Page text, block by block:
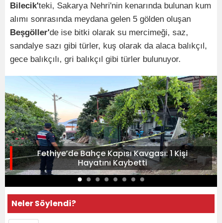
Bilecik'teki, Sakarya Nehri'nin kenarında bulunan kum
alımı sonrasında meydana gelen 5 gölden oluşan
Beşgöller'de ise bitki olarak su mercimeği, saz,
sandalye sazı gibi türler, kuş olarak da alaca balıkçıl,
gece balıkçılı, gri balıkçıl gibi türler bulunuyor.
Fethiye’de Bahçe Kapısı Kavgası: 1 Kişi
Hayatını Kaybetti
Neler Söylendi?